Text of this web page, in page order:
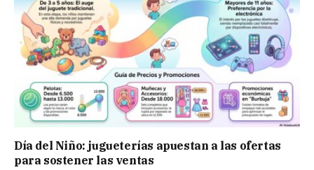
Día del Niño: jugueterías apuestan a las ofertas
para sostener las ventas